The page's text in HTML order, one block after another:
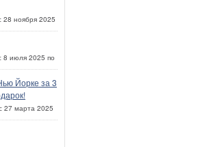
28 ноября 2025
8 июля 2025 по
Йорке за 3
27 марта 2025